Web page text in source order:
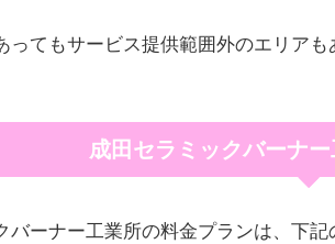
ってもサービス提供範囲外のエリア
成田セラミックバーナ
バーナー工業所の料金プランは、下記